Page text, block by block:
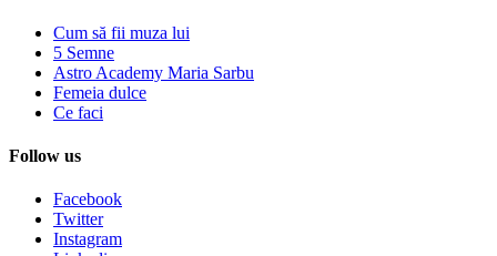
Cum să fii muza lui
5 Semne
Astro Academy Maria Sarbu
Femeia dulce
Ce faci
Follow us
Facebook
Twitter
Instagram